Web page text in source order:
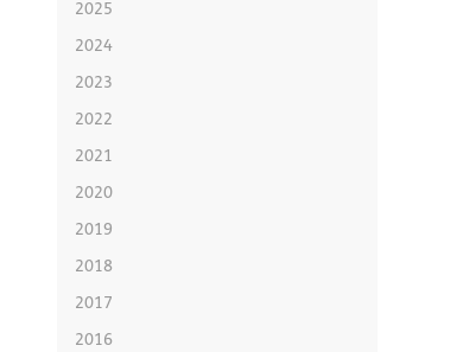
2025
2024
2023
2022
2021
2020
2019
2018
2017
2016